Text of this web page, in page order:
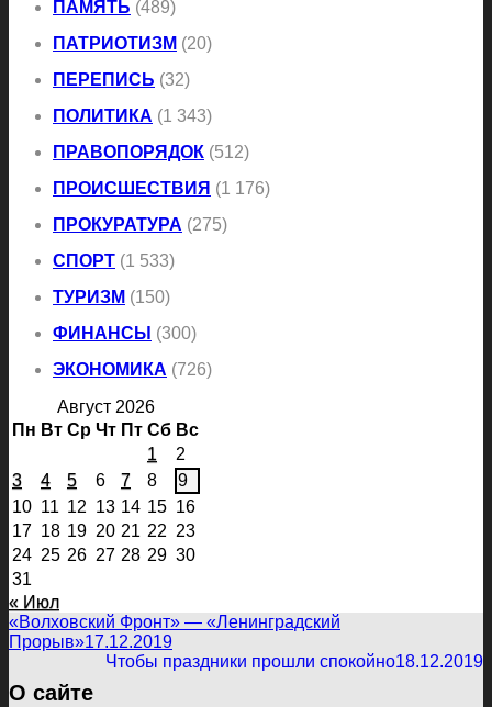
ПАМЯТЬ (489)
ПАТРИОТИЗМ (20)
ПЕРЕПИСЬ (32)
ПОЛИТИКА (1 343)
ПРАВОПОРЯДОК (512)
ПРОИСШЕСТВИЯ (1 176)
ПРОКУРАТУРА (275)
СПОРТ (1 533)
ТУРИЗМ (150)
ФИНАНСЫ (300)
ЭКОНОМИКА (726)
Август 2026
Пн Вт Ср Чт Пт Сб Вс
1
2
3
4 5 6 7 8
9
10 11 12 13 14 15 16
17 18 19 20 21 22 23
24 25 26 27 28 29 30
31
« Июл
«Волховский Фронт» — «Ленинградский
Прорыв»17.12.2019
Чтобы праздники прошли спокойно18.12.2019
О сайте